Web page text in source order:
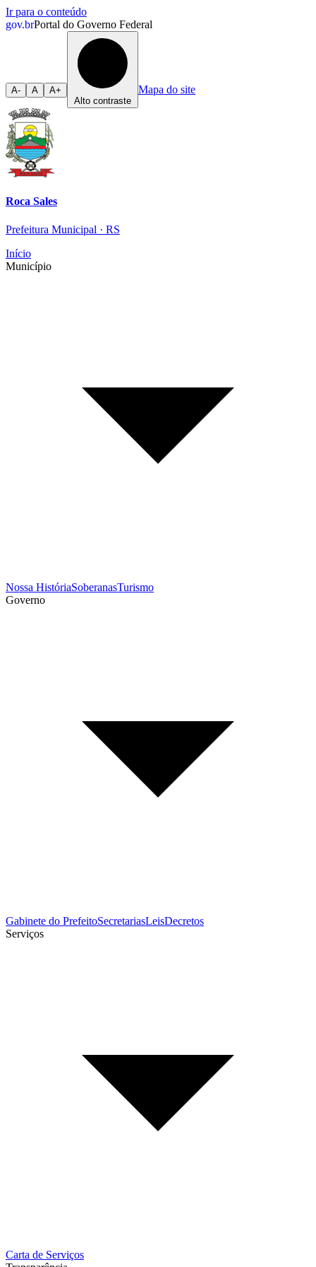
Ir para o conteúdo
gov.brPortal do Governo Federal
A- A
A+
Alto contraste
Mapa do site
Roca Sales
Prefeitura Municipal · RS
Início
Município
Nossa HistóriaSoberanasTurismo
Governo
Gabinete do PrefeitoSecretariasLeisDecretos
Serviços
Carta de Serviços